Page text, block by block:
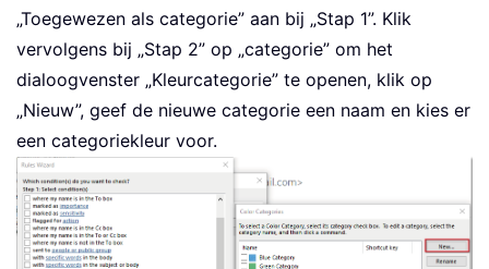
„Toegewezen als categorie” aan bij „Stap 1”. Klik
vervolgens bij „Stap 2” op „categorie” om het
dialoogvenster „Kleurcategorie” te openen, klik op
„Nieuw”, geef de nieuwe categorie een naam en kies er
een categoriekleur voor.